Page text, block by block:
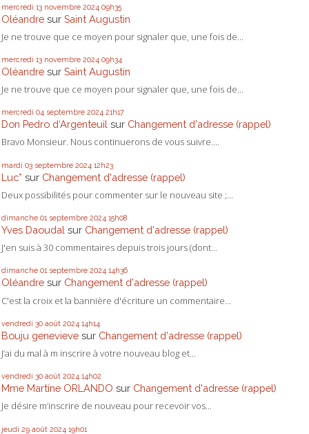
mercredi 13 novembre 2024 09h35
Oléandre sur Saint Augustin
Je ne trouve que ce moyen pour signaler que, une fois de...
mercredi 13 novembre 2024 09h34
Oléandre sur Saint Augustin
Je ne trouve que ce moyen pour signaler que, une fois de...
mercredi 04 septembre 2024 21h17
Don Pedro d‘Argenteuil sur Changement d'adresse (rappel)
Bravo Monsieur. Nous continuerons de vous suivre....
mardi 03 septembre 2024 12h23
Luc* sur Changement d'adresse (rappel)
Deux possibilités pour commenter sur le nouveau site ;...
dimanche 01 septembre 2024 15h08
Yves Daoudal sur Changement d'adresse (rappel)
J'en suis à 30 commentaires depuis trois jours (dont...
dimanche 01 septembre 2024 14h36
Oléandre sur Changement d'adresse (rappel)
C'est la croix et la bannière d'écriture un commentaire...
vendredi 30 août 2024 14h14
Bouju genevieve sur Changement d'adresse (rappel)
J’ai du mal à m inscrire à votre nouveau blog et...
vendredi 30 août 2024 14h02
Mme Martine ORLANDO sur Changement d'adresse (rappel)
Je désire m’inscrire de nouveau pour recevoir vos...
jeudi 29 août 2024 19h01